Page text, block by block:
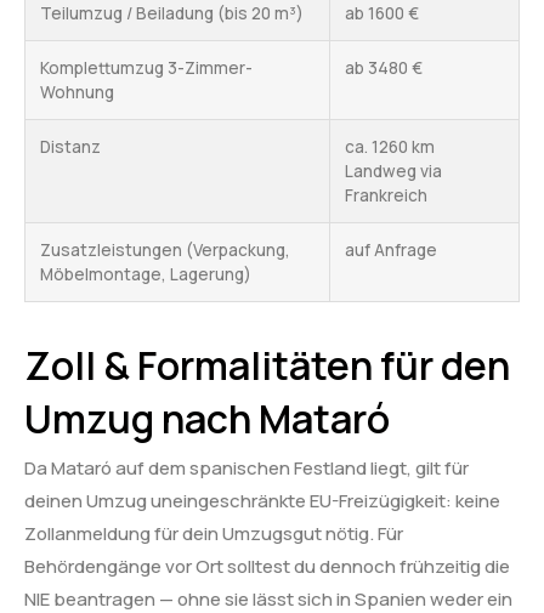
Teilumzug / Beiladung (bis 20 m³) ab 1600 €
Komplettumzug 3-Zimmer-
Wohnung
ab 3480 €
Distanz
ca. 1260 km
Landweg via
Frankreich
Zusatzleistungen (Verpackung,
Möbelmontage, Lagerung)
auf Anfrage
Zoll & Formalitäten für den
Umzug nach Mataró
Da Mataró auf dem spanischen Festland liegt, gilt für
deinen Umzug uneingeschränkte EU-Freizügigkeit: keine
Zollanmeldung für dein Umzugsgut nötig. Für
Behördengänge vor Ort solltest du dennoch frühzeitig die
NIE beantragen — ohne sie lässt sich in Spanien weder ein